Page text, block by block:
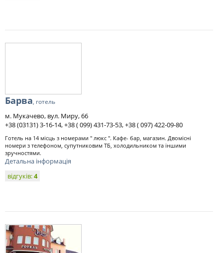
Барва, готель
м. Мукачево, вул. Миру, 66
+38 (03131) 3-16-14, +38 ( 099) 431-73-53, +38 ( 097) 422-09-80
Готель на 14 місць з номерами " люкс ". Кафе- бар, магазин. Двомісні
номери з телефоном, супутниковим ТБ, холодильником та іншими
зручностями.
Детальна інформація
відгуків:4